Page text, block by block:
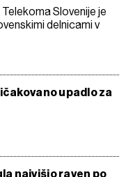
Slovenije je
delnicami v
upadlo za
najvišjo raven po